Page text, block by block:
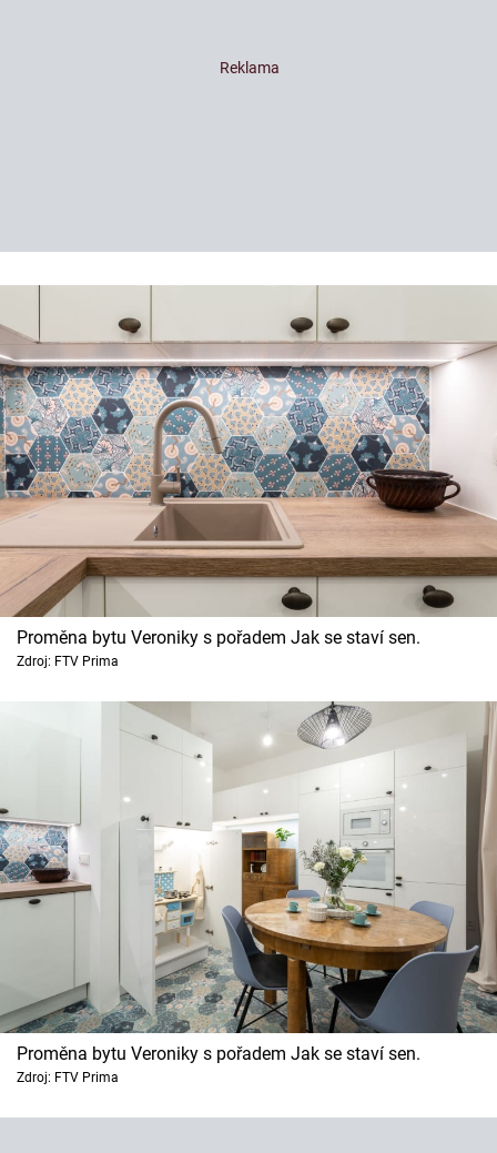
Proměna bytu Veroniky s pořadem Jak se staví sen.
Zdroj: FTV Prima
Proměna bytu Veroniky s pořadem Jak se staví sen.
Zdroj: FTV Prima